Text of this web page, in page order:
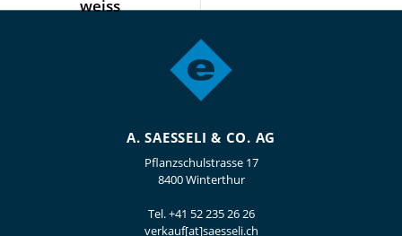
weiss
A. SAESSELI & CO. AG
Pflanzschulstrasse 17
8400 Winterthur
Tel.+41 52 235 26 26
verkauf[at]saesseli.ch